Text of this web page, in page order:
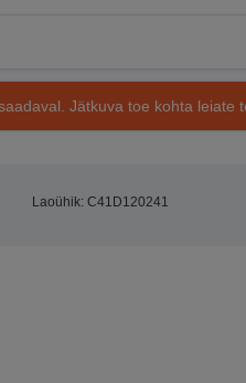
Jätkuva toe kohta leiate
Laoühik: C41D120241